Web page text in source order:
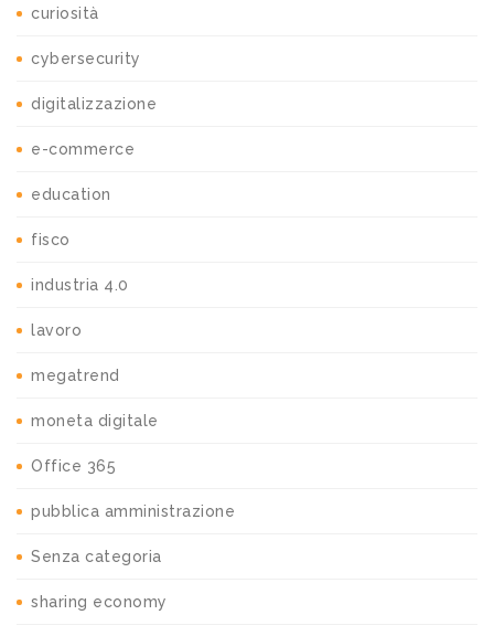
curiosità
cybersecurity
digitalizzazione
e-commerce
education
fisco
industria 4.0
lavoro
megatrend
moneta digitale
Office 365
pubblica amministrazione
Senza categoria
sharing economy